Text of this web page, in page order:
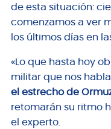
de esta situación:
comenzamos a ver
los últimos días en
«Lo que hasta hoy
militar que nos
el estrecho de
retomarán su ritmo
el experto.